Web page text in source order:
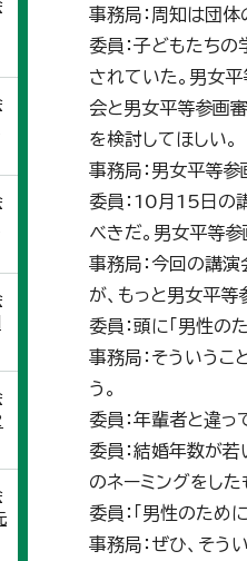
事務局：周知は団体
委員：子どもたち
されていた。男女
会と男女平等参画
を検討してほしい。
事務局：男女平等
委員：10月15日の
べきだ。男女平等
事務局：今回の講
が、もっと男女平
委員：頭に「男性の
事務局：そういうこ
う。
委員：年輩者と違
委員：結婚年数が
のネーミングをした
委員：「男性のため
事務局：ぜひ、そう